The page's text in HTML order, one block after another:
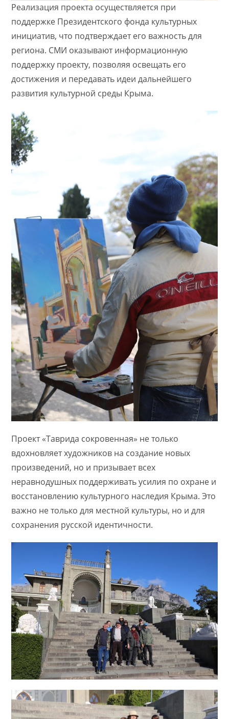
Реализация проекта осуществляется при
поддержке Президентского фонда культурных
инициатив, что подтверждает его важность для
региона. СМИ оказывают информационную
поддержку проекту, позволяя освещать его
достижения и передавать идеи дальнейшего
развития культурной среды Крыма.
Проект «Таврида сокровенная» не только
вдохновляет художников на создание новых
произведений, но и призывает всех
неравнодушных поддерживать усилия по охране и
восстановлению культурного наследия Крыма. Это
важно не только для местной культуры, но и для
сохранения русской идентичности.